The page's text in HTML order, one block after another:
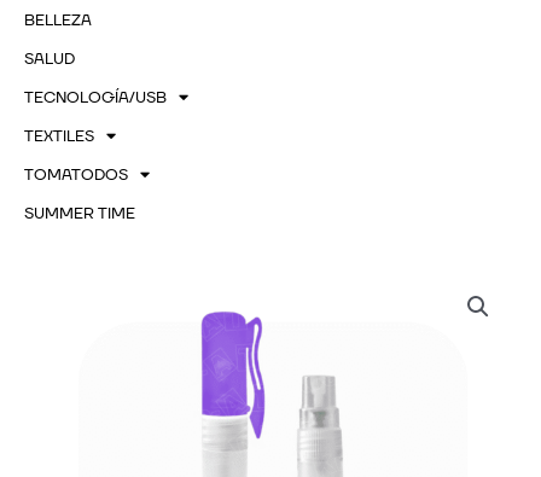
BELLEZA
SALUD
TECNOLOGÍA/USB
TEXTILES
TOMATODOS
SUMMER TIME